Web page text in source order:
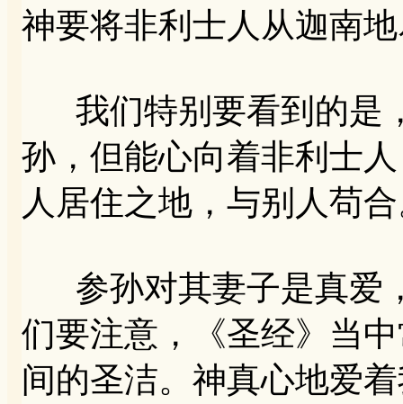
神要将非利士人从迦南
我们特别要看到的是
孙，但能心向着非利士
人居住之地，与别人苟
参孙对其妻子是真爱
们要注意，《圣经》当
间的圣洁。神真心地爱